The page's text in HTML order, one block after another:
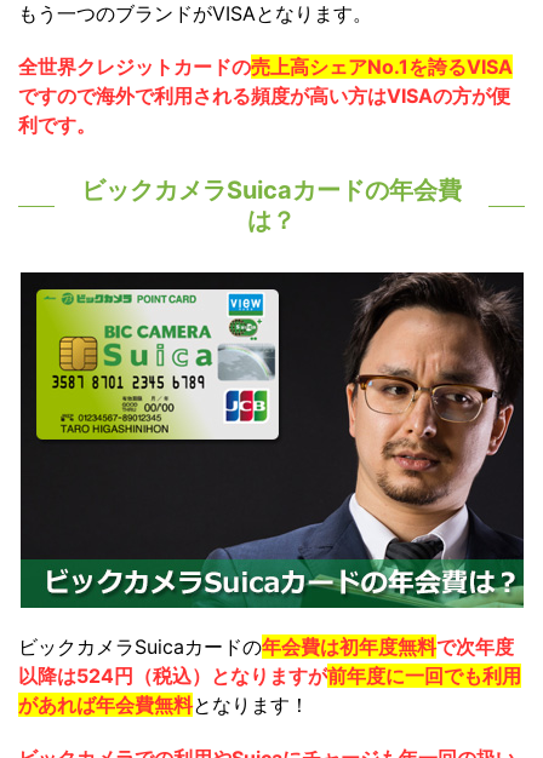
もう一つのブランドがVISAとなります。
全世界クレジットカードの売上高シェアNo.1を誇るVISA
ですので海外で利用される頻度が高い方はVISAの方が便
利です。
ビックカメラSuicaカードの年会費
は？
ビックカメラSuicaカードの年会費は初年度無料で次年度
以降は524円（税込）となりますが前年度に一回でも利用
があれば年会費無料となります！